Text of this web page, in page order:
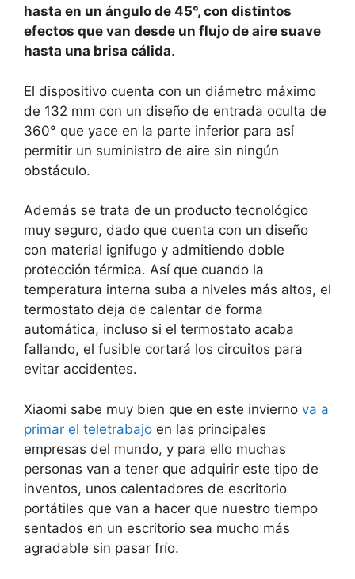
hasta en un ángulo de 45°, con distintos
efectos que van desde un flujo de aire suave
hasta una brisa cálida.
El dispositivo cuenta con un diámetro máximo
de 132 mm con un diseño de entrada oculta de
360° que yace en la parte inferior para así
permitir un suministro de aire sin ningún
obstáculo.
Además se trata de un producto tecnológico
muy seguro, dado que cuenta con un diseño
con material ignifugo y admitiendo doble
protección térmica. Así que cuando la
temperatura interna suba a niveles más altos, el
termostato deja de calentar de forma
automática, incluso si el termostato acaba
fallando, el fusible cortará los circuitos para
evitar accidentes.
Xiaomi sabe muy bien que en este invierno va a
primar el teletrabajo en las principales
empresas del mundo, y para ello muchas
personas van a tener que adquirir este tipo de
inventos, unos calentadores de escritorio
portátiles que van a hacer que nuestro tiempo
sentados en un escritorio sea mucho más
agradable sin pasar frío.